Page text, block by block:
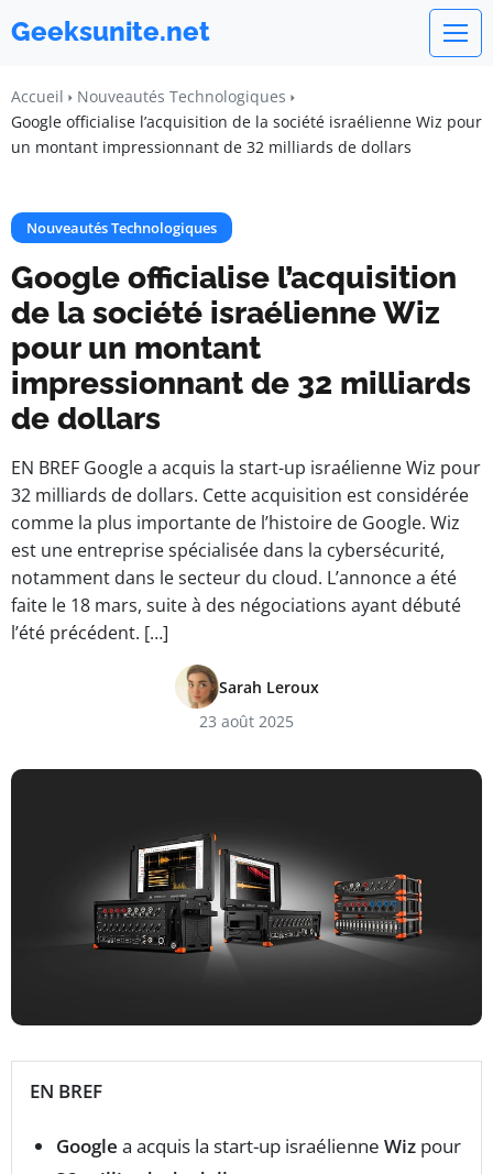
Geeksunite.net
Accueil
Nouveautés Technologiques
Google officialise l’acquisition de la société israélienne Wiz pour
un montant impressionnant de 32 milliards de dollars
Nouveautés Technologiques
Google officialise l’acquisition
de la société israélienne Wiz
pour un montant
impressionnant de 32 milliards
de dollars
EN BREF Google a acquis la start-up israélienne Wiz pour
32 milliards de dollars. Cette acquisition est considérée
comme la plus importante de l’histoire de Google. Wiz
est une entreprise spécialisée dans la cybersécurité,
notamment dans le secteur du cloud. L’annonce a été
faite le 18 mars, suite à des négociations ayant débuté
l’été précédent. […]
Sarah Leroux
23 août 2025
EN BREF
Google a acquis la start-up israélienne Wiz pour